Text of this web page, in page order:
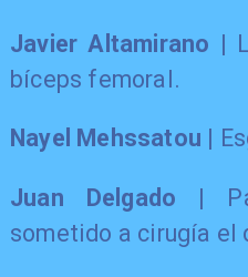
Javier Altamirano |
bíceps femoral.
Nayel Mehssatou |
Juan Delgado |
sometido a cirugía el